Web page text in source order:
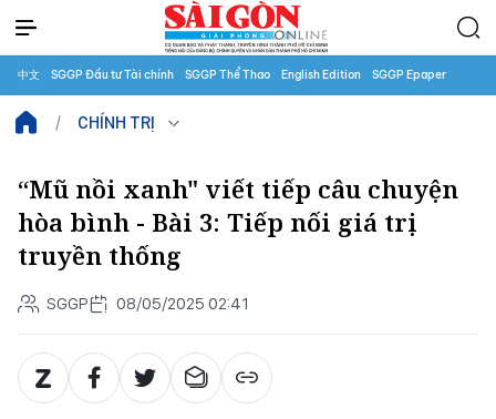
中文 SGGP Đầu tư Tài chính SGGP Thể Thao English Edition SGGP Epaper
CHÍNH TRỊ
“Mũ nồi xanh" viết tiếp câu chuyện
hòa bình - Bài 3: Tiếp nối giá trị
truyền thống
SGGP 08/05/2025 02:41